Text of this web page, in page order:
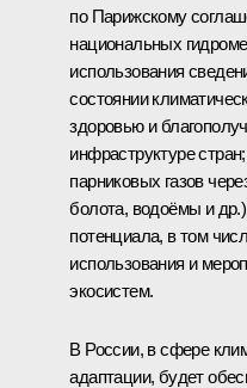
по Парижскому
национальных
использования
состоянии
здоровью и
инфраструктуре
парниковых газов
болота, водоёмы и
потенциала, в том
использования и
экосистем.
В России, в сфере
адаптации, будет